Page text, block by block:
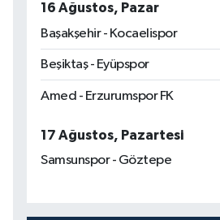
16 Ağustos, Pazar
Başakşehir - Kocaelispor
Beşiktaş - Eyüpspor
Amed - Erzurumspor FK
17 Ağustos, Pazartesi
Samsunspor - Göztepe